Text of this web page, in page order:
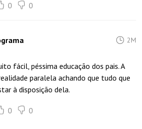
0 0
2M
fácil, péssima educação dos pais. A
paralela achando que tudo que
à disposição dela.
0 0